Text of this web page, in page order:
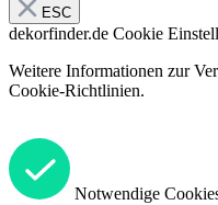
ESC
dekorfinder.de Cookie
Weitere Informationen zur
Cookie-Richtlinien.
Notwendige